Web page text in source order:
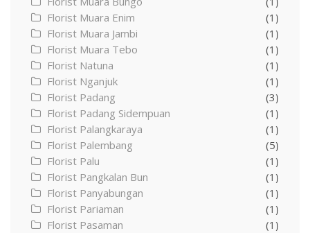
Florist Muara Enim
(1)
Florist Muara Jambi
(1)
Florist Muara Tebo
(1)
Florist Natuna
(1)
Florist Nganjuk
(1)
Florist Padang
(3)
Florist Padang Sidempuan
(1)
Florist Palangkaraya
(1)
Florist Palembang
(5)
Florist Palu
(1)
Florist Pangkalan Bun
(1)
Florist Panyabungan
(1)
Florist Pariaman
(1)
Florist Pasaman
(1)